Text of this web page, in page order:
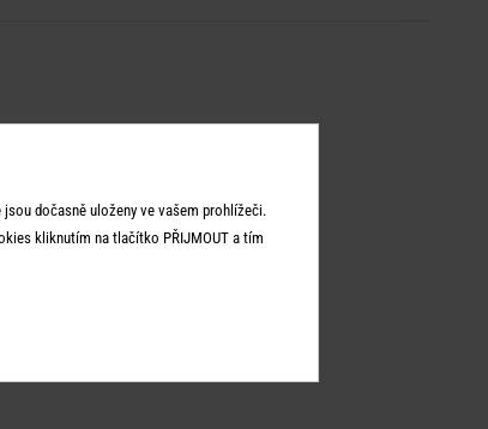
dočasně uloženy ve vašem prohlížeči.
kliknutím na tlačítko PŘIJMOUT a tím